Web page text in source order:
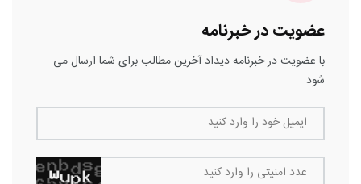
عضویت در خبرنامه
با عضویت در خبرنامه دیداد آخرین مطالب برای شما ارسال می
شود
ایمیل خود را وارد کنید
عدد امنیتی را وارد کنید